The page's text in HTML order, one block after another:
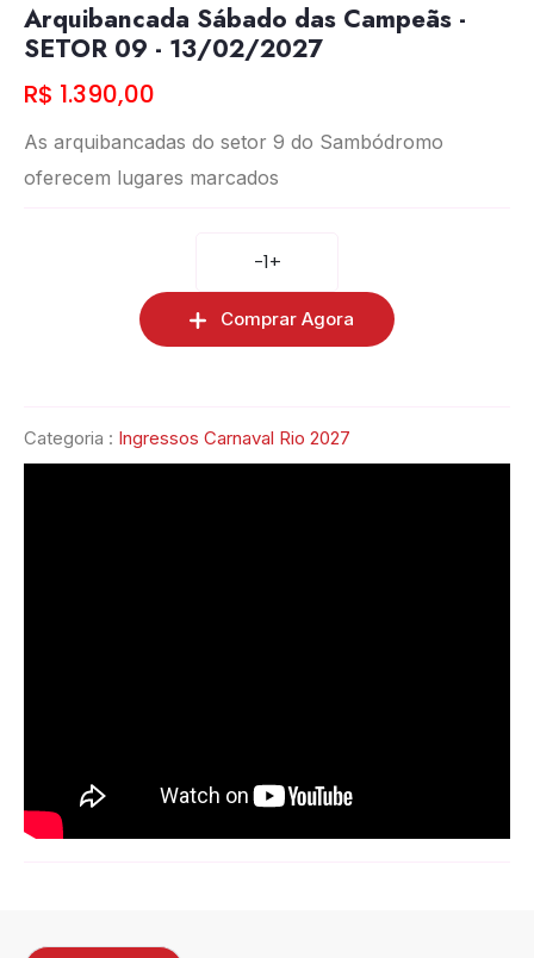
Arquibancada Sábado das Campeãs -
SETOR 09 - 13/02/2027
R$ 1.390,00
As arquibancadas do setor 9 do Sambódromo
oferecem lugares marcados
-1+
Comprar Agora
Categoria : Ingressos Carnaval Rio 2027